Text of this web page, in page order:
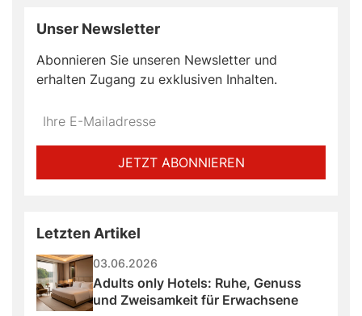
Unser Newsletter
Abonnieren Sie unseren Newsletter und
erhalten Zugang zu exklusiven Inhalten.
Do
*Ihre
JETZT ABONNIEREN
Letzten Artikel
03.06.2026
Adults only Hotels: Ruhe, Genuss
und Zweisamkeit für Erwachsene